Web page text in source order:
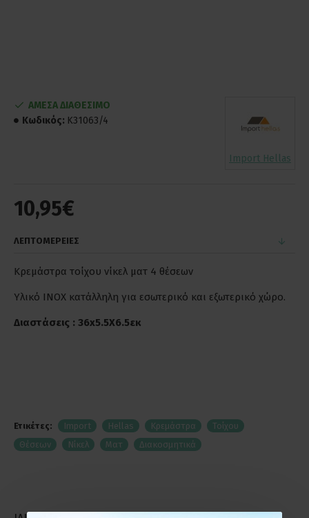
10,95€
ΑΜΕΣΑ ΔΙΑΘΕΣΙΜΟ
Κωδικός: K31063/4
Import Hellas
ΛΕΠΤΟΜΕΡΕΙΕΣ
Κρεμάστρα τοίχου νίκελ ματ 4 θέσεων
Υλικό INOX κατάλληλη για εσωτερικό και εξωτερικό χώρο.
Διαστάσεις : 36x5.5X6.5εκ
Ετικέτες: Import Hellas Κρεμάστρα
Τοίχου
Θέσεων
Νίκελ Ματ Διακοσμητικά